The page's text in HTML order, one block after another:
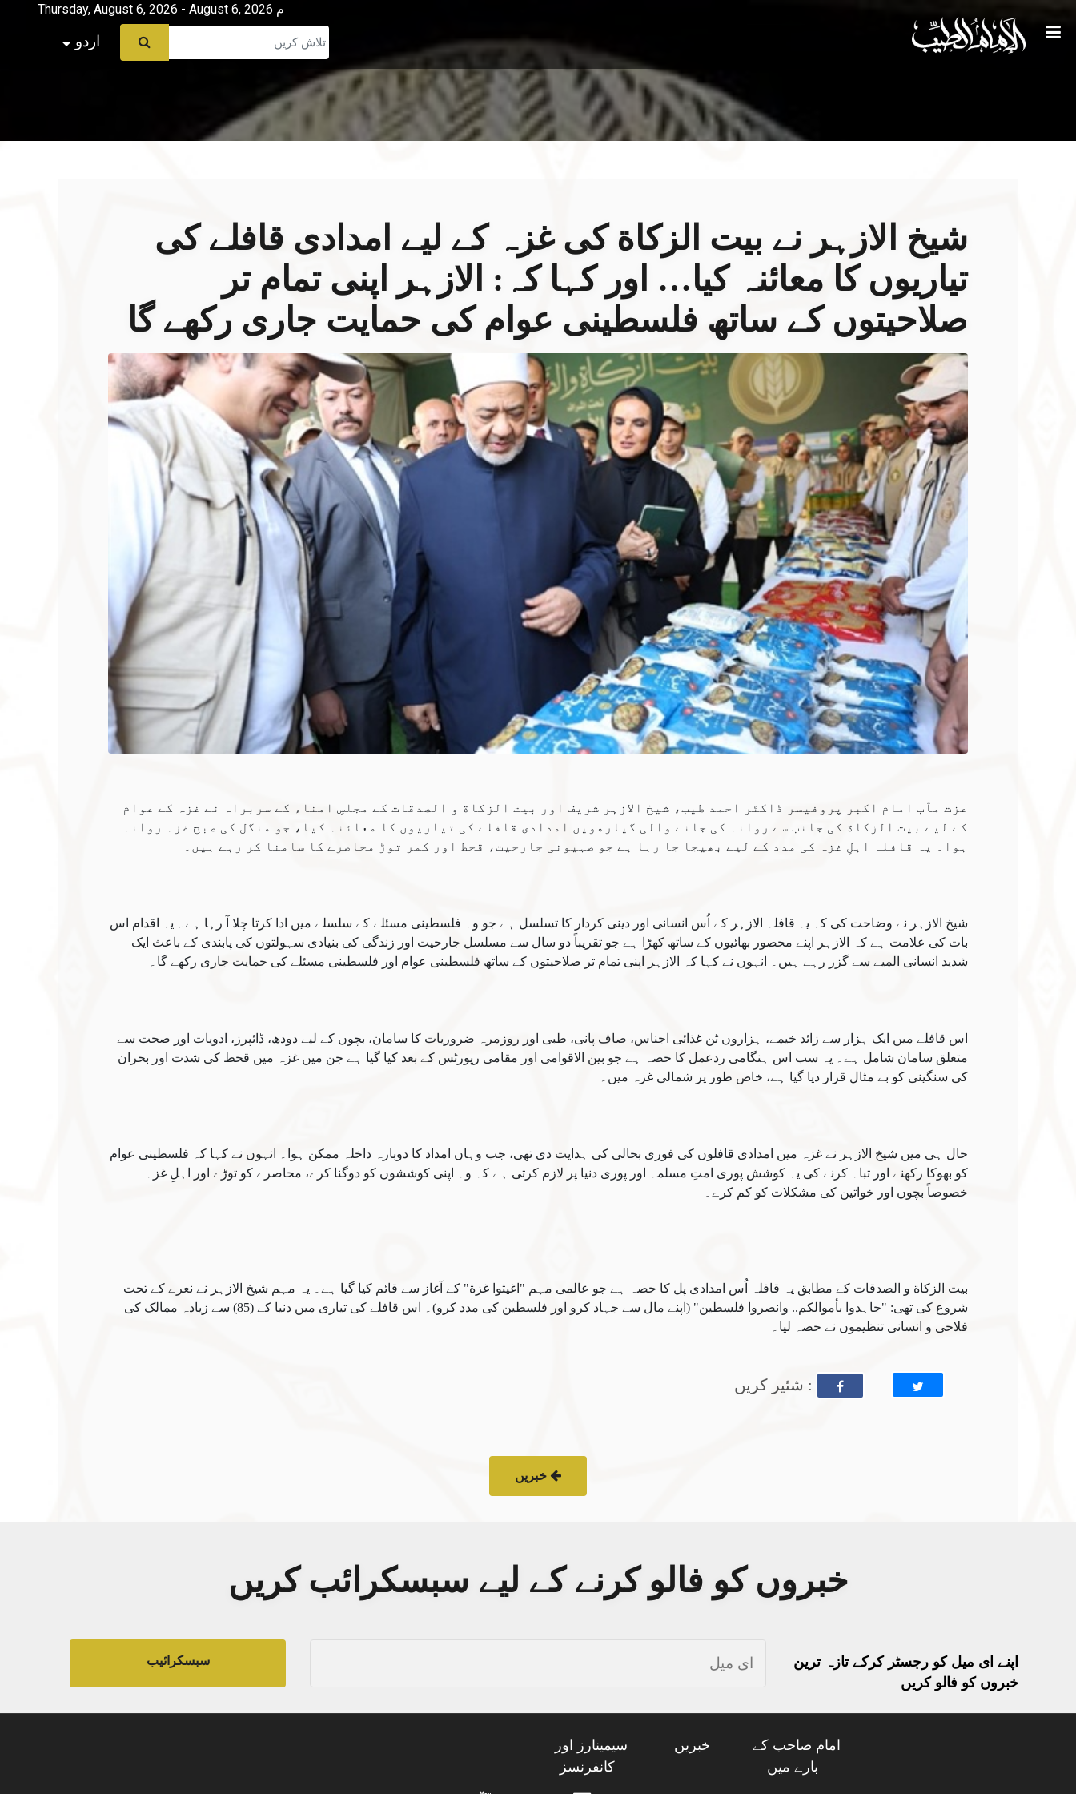
Thursday, August 6, 2026 - August 6, 2026 م
اردو
شیخ الازہر نے بیت الزکاة کی غزہ کے لیے امدادی قافلے کی
تیاریوں کا معائنہ کیا… اور کہا کہ: الازہر اپنی تمام تر
صلاحیتوں کے ساتھ فلسطینی عوام کی حمایت جاری رکھے گا
عزت مآب امام اکبر پروفیسر ڈاکٹر احمد طیب، شیخ الازہر شریف اور بیت الزکاة و الصدقات کے مجلسِ امناء کے سربراہ نے غزہ کے عوام
کے لیے بیت الزکاة کی جانب سے روانہ کی جانے والی گیارھویں امدادی قافلے کی تیاریوں کا معائنہ کیا، جو منگل کی صبح غزہ روانہ
ہوا۔ یہ قافلہ اہلِ غزہ کی مدد کے لیے بھیجا جا رہا ہے جو صہیونی جارحیت، قحط اور کمر توڑ محاصرے کا سامنا کر رہے ہیں۔
شیخ الازہر نے وضاحت کی کہ یہ قافلہ الازہر کے اُس انسانی اور دینی کردار کا تسلسل ہے جو وہ فلسطینی مسئلے کے سلسلے میں ادا کرتا چلا آ رہا ہے۔ یہ اقدام اس
بات کی علامت ہے کہ الازہر اپنے محصور بھائیوں کے ساتھ کھڑا ہے جو تقریباً دو سال سے مسلسل جارحیت اور زندگی کی بنیادی سہولتوں کی پابندی کے باعث ایک
شدید انسانی المیے سے گزر رہے ہیں۔ انہوں نے کہا کہ الازہر اپنی تمام تر صلاحیتوں کے ساتھ فلسطینی عوام اور فلسطینی مسئلے کی حمایت جاری رکھے گا۔
اس قافلے میں ایک ہزار سے زائد خیمے، ہزاروں ٹن غذائی اجناس، صاف پانی، طبی اور روزمرہ ضروریات کا سامان، بچوں کے لیے دودھ، ڈائپرز، ادویات اور صحت سے
متعلق سامان شامل ہے۔ یہ سب اس ہنگامی ردعمل کا حصہ ہے جو بین الاقوامی اور مقامی رپورٹس کے بعد کیا گیا ہے جن میں غزہ میں قحط کی شدت اور بحران
کی سنگینی کو بے مثال قرار دیا گیا ہے، خاص طور پر شمالی غزہ میں۔
حال ہی میں شیخ الازہر نے غزہ میں امدادی قافلوں کی فوری بحالی کی ہدایت دی تھی، جب وہاں امداد کا دوبارہ داخلہ ممکن ہوا۔ انہوں نے کہا کہ فلسطینی عوام
کو بھوکا رکھنے اور تباہ کرنے کی یہ کوشش پوری امتِ مسلمہ اور پوری دنیا پر لازم کرتی ہے کہ وہ اپنی کوششوں کو دوگنا کرے، محاصرے کو توڑے اور اہلِ غزہ
خصوصاً بچوں اور خواتین کی مشکلات کو کم کرے۔
بیت الزکاة و الصدقات کے مطابق یہ قافلہ اُس امدادی پل کا حصہ ہے جو عالمی مہم "اغیثوا غزة" کے آغاز سے قائم کیا گیا ہے۔ یہ مہم شیخ الازہر نے نعرے کے تحت
شروع کی تھی: "جاہدوا بأموالكم.. وانصروا فلسطين" (اپنے مال سے جہاد کرو اور فلسطین کی مدد کرو)۔ اس قافلے کی تیاری میں دنیا کے (85) سے زیادہ ممالک کی
فلاحی و انسانی تنظیموں نے حصہ لیا۔
: شئیر کریں
خبریں
خبروں کو فالو کرنے کے لیے سبسکرائب کریں
اپنے ای میل کو رجسٹر کرکے تازہ ترین
خبروں کو فالو کریں
سبسکرائیب
امام صاحب کے
بارے میں
خبریں
سیمینارز اور
کانفرنسز